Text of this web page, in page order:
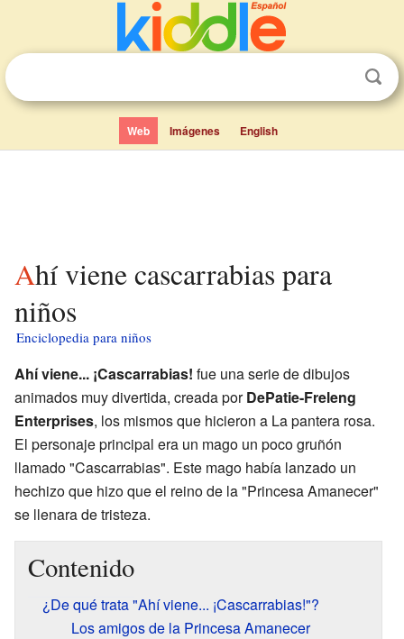
Web Imágenes English
Ahí viene cascarrabias para
niños
Enciclopedia para niños
Ahí viene... ¡Cascarrabias! fue una serie de dibujos
animados muy divertida, creada porDePatie-Freleng
Enterprises, los mismos que hicieron a La pantera rosa.
El personaje principal era un mago un poco gruñón
llamado "Cascarrabias". Este mago había lanzado un
hechizo que hizo que el reino de la "Princesa Amanecer"
se llenara de tristeza.
Contenido
¿De qué trata "Ahí viene... ¡Cascarrabias!"?
Los amigos de la Princesa Amanecer